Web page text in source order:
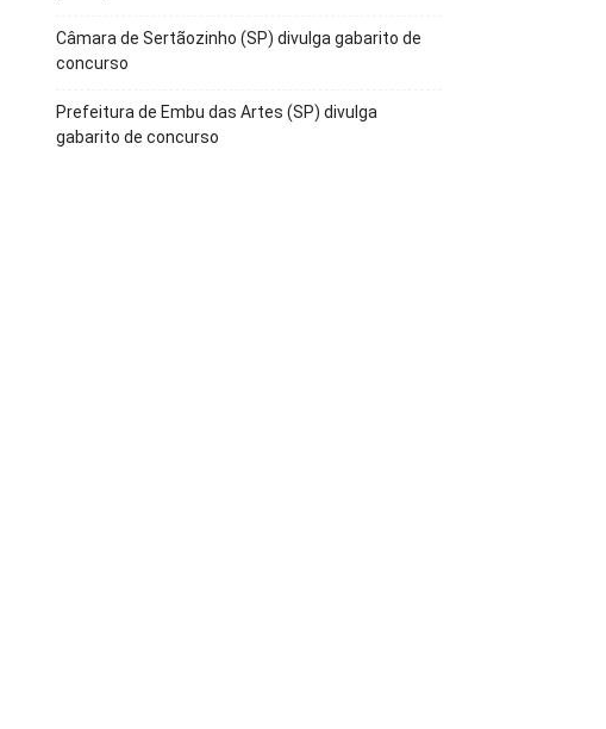
Câmara de Sertãozinho (SP) divulga gabarito de
concurso
Prefeitura de Embu das Artes (SP) divulga
gabarito de concurso